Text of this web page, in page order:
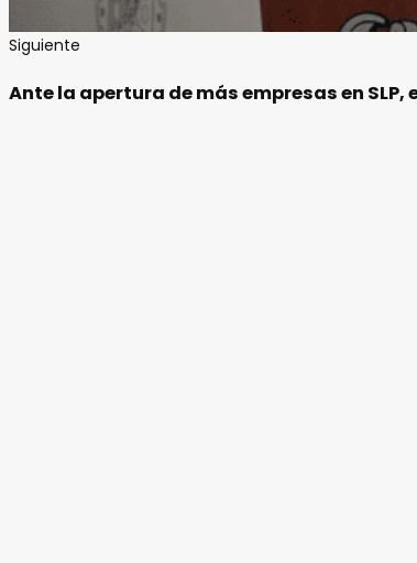
Siguiente
Ante la apertura de más empresas en